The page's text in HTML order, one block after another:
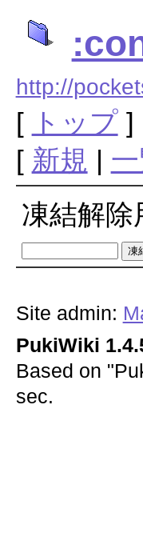
http://
[ トップ]
[ 新規 |
凍結解
Site admin:
PukiWiki
Based on
sec.